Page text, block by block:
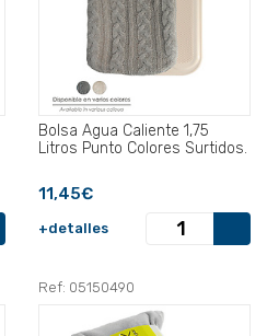
Bolsa Agua Caliente 1,75
Litros Punto Colores Surtidos.
11,45€
+detalles
Ref: 05150490